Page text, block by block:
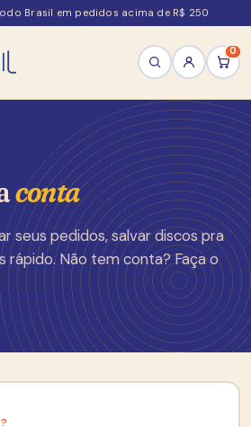
Brasil em pedidos acima de R$ 250
0
conta
seus pedidos, salvar discos pra
rápido. Não tem conta? Faça o